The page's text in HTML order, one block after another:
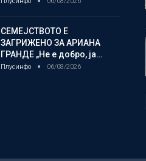
СЕМЕЈСТВОТО Е
ЗАГРИЖЕНО ЗА АРИАНА
ГРАНДЕ „Не е добро, ја…
Плусинфо 06/08/2026